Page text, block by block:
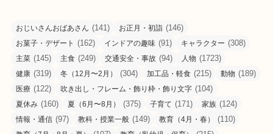
おじいさんおばあさん (141) お正月・初詣 (146)
お菓子・デザート (162) インドアの趣味 (91) キャラクター (308)
主菜 (145) 主食 (249) 交通安全・事故 (94) 人物 (1723)
健康 (319) 冬（12月〜2月） (304) 加工品・軽食 (215) 動物 (189)
医療 (122) 吹き出し・フレーム・飾り枠・飾り文字 (104)
夏休み (160) 夏（6月〜8月） (375) 子育て (171) 家族 (124)
情報・通信 (97) 教科・授業一般 (149) 教育（4月・春） (110)